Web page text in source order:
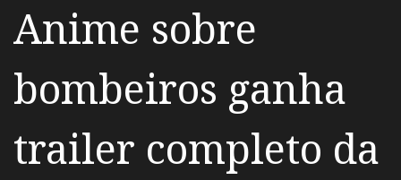
Anime sobre
bombeiros ganha
trailer completo da